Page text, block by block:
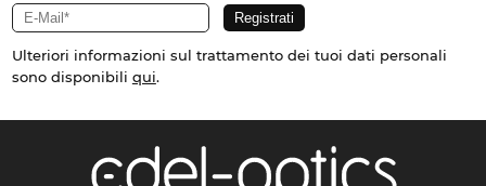
Ulteriori informazioni sul trattamento dei tuoi dati personali
sono disponibili qui.